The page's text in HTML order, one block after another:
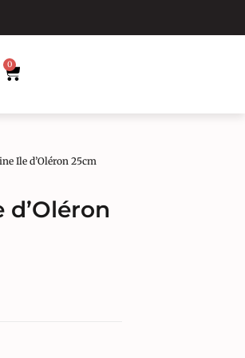
0
Ile d’Oléron 25cm
d’Oléron